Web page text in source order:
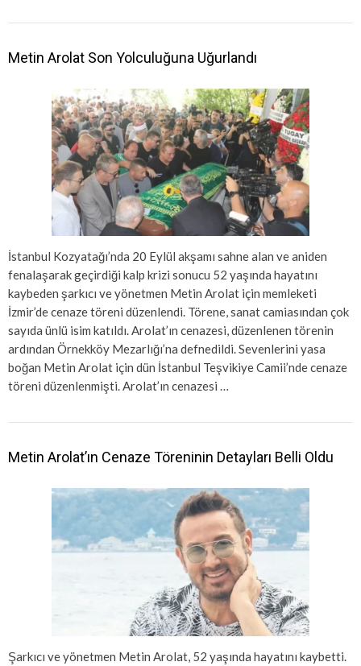
Metin Arolat Son Yolculuğuna Uğurlandı
İstanbul Kozyatağı’nda 20 Eylül akşamı sahne alan ve aniden
fenalaşarak geçirdiği kalp krizi sonucu 52 yaşında hayatını
kaybeden şarkıcı ve yönetmen Metin Arolat için memleketi
İzmir’de cenaze töreni düzenlendi. Törene, sanat camiasından çok
sayıda ünlü isim katıldı. Arolat’ın cenazesi, düzenlenen törenin
ardından Örnekköy Mezarlığı’na defnedildi. Sevenlerini yasa
boğan Metin Arolat için dün İstanbul Teşvikiye Camii’nde cenaze
töreni düzenlenmişti. Arolat’ın cenazesi …
Metin Arolat’ın Cenaze Töreninin Detayları Belli Oldu
Şarkıcı ve yönetmen Metin Arolat, 52 yaşında hayatını kaybetti.